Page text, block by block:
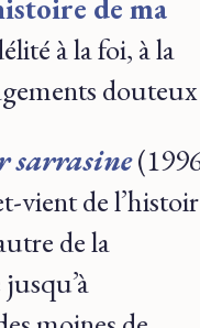
de ma
à la foi, à la
sarrasine
vient de
de la